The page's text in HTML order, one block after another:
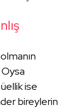
ise
bireylerin